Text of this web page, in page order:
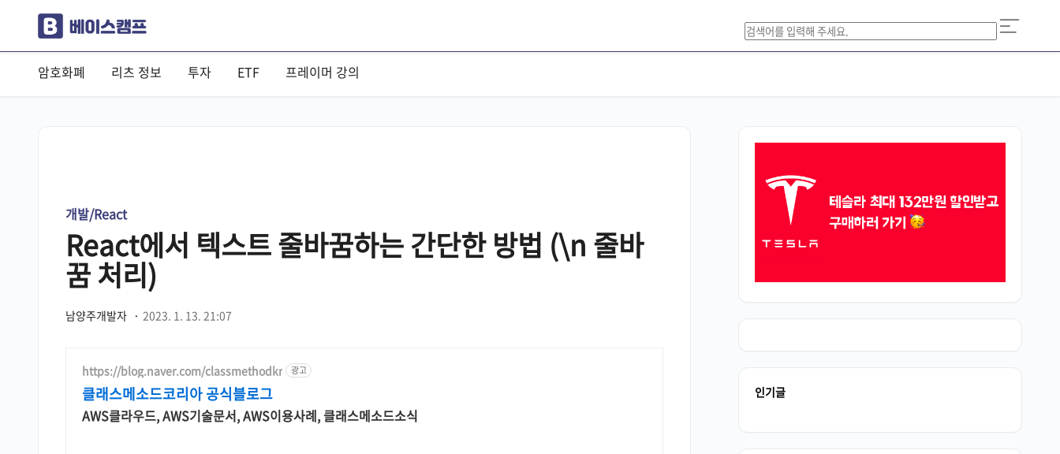
암호화폐 리츠 정보 투자 ETF 프레이머 강의
개발/React
React에서 텍스트 줄바꿈하는 간단한 방법 (\n 줄바
꿈 처리)
남양주개발자 · 2023. 1. 13. 21:07
https://blog.naver.com/classmethodkr 광고
클래스메소드코리아 공식블로그
AWS클라우드, AWS기술문서, AWS이용사례, 클래스메소드소식
인기글